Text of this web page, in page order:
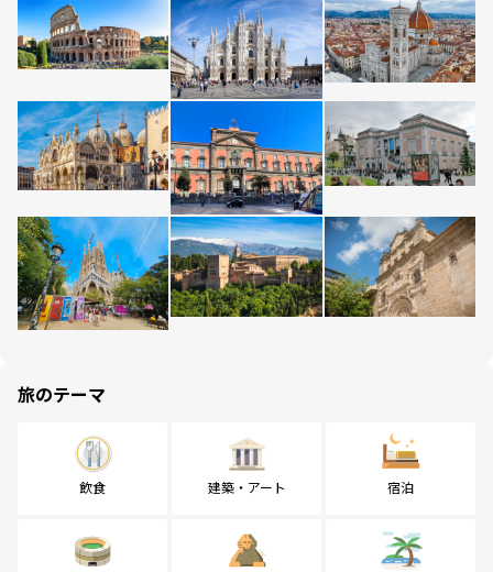
旅のテーマ
飲食 建築・アート 宿泊